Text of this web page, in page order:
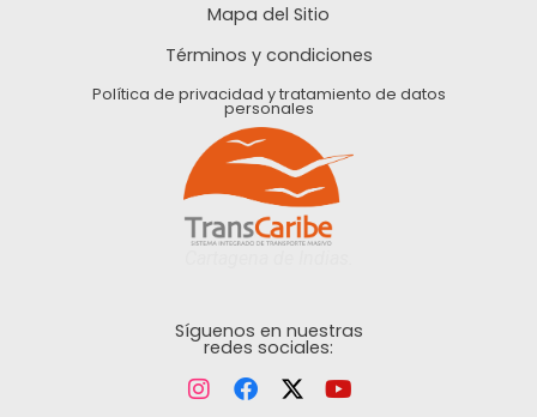
Mapa del Sitio
Términos y condiciones
Política de privacidad y tratamiento de datos
personales
Síguenos en nuestras
redes sociales: